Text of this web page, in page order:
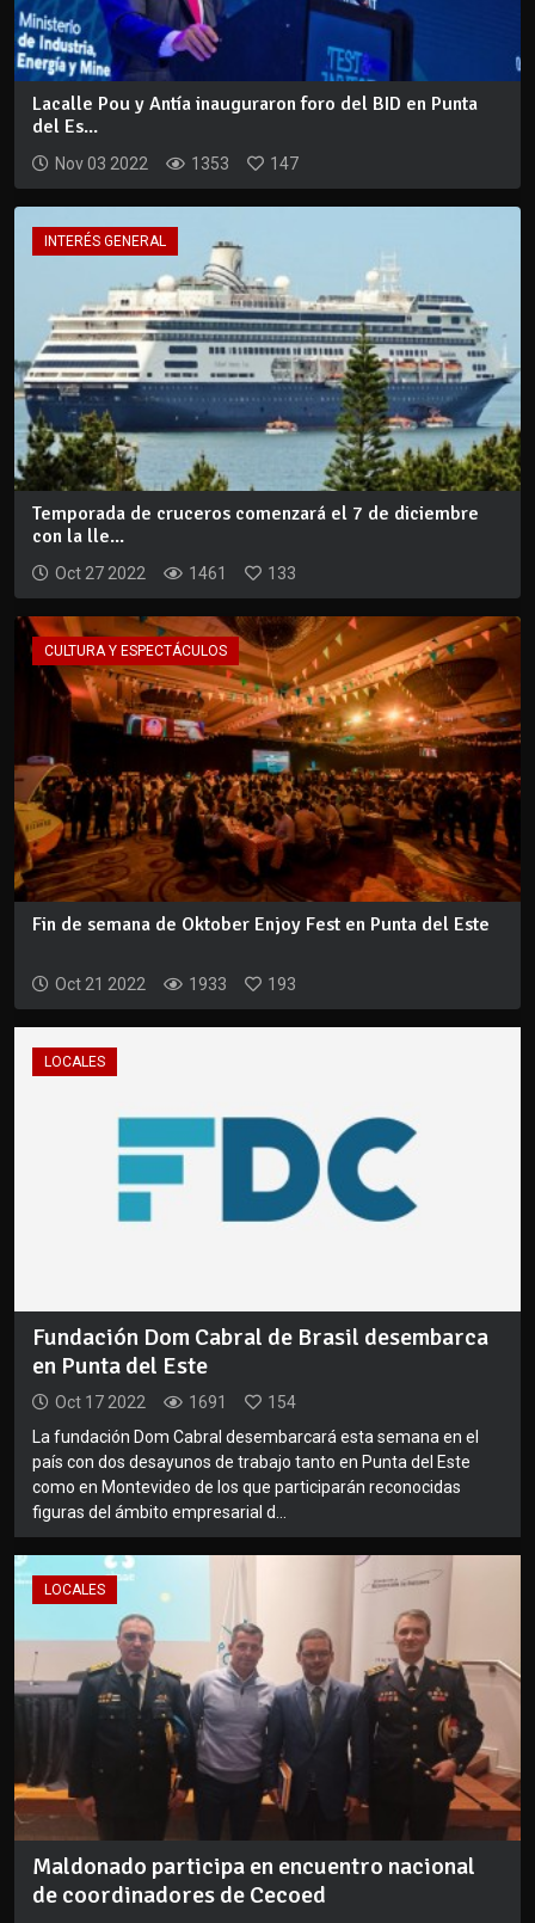
Lacalle Pou y Antía inauguraron foro del BID en Punta
del Es...
Nov 03 2022 1353 147
INTERÉS GENERAL
Temporada de cruceros comenzará el 7 de diciembre
con la lle...
Oct 27 2022 1461 133
CULTURA Y ESPECTÁCULOS
Fin de semana de Oktober Enjoy Fest en Punta del Este
Oct 21 2022 1933 193
LOCALES
Fundación Dom Cabral de Brasil desembarca
en Punta del Este
Oct 17 2022 1691
154
La fundación Dom Cabral desembarcará esta semana en el
país con dos desayunos de trabajo tanto en Punta del Este
como en Montevideo de los que participarán reconocidas
figuras del ámbito empresarial d...
LOCALES
Maldonado participa en encuentro nacional
de coordinadores de Cecoed